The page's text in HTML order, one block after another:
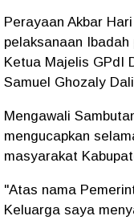
Perayaan Akbar
pelaksanaan
Ketua Majelis GPdI
Samuel Ghozaly
Mengawali
mengucapkan
masyarakat
"Atas nama
Keluarga saya